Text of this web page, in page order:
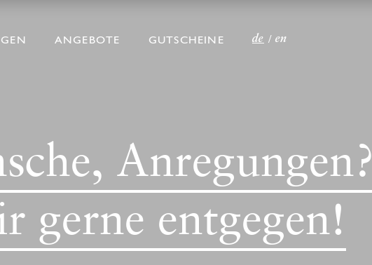
ANGEBOTE GUTSCHEINE de en
Anregungen?
gerne entgegen!